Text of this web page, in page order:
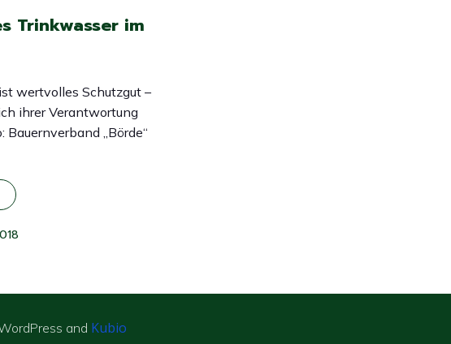
Trinkwasser im
wertvolles Schutzgut –
ihrer Verantwortung
Bauernverband „Börde“
and Kubio